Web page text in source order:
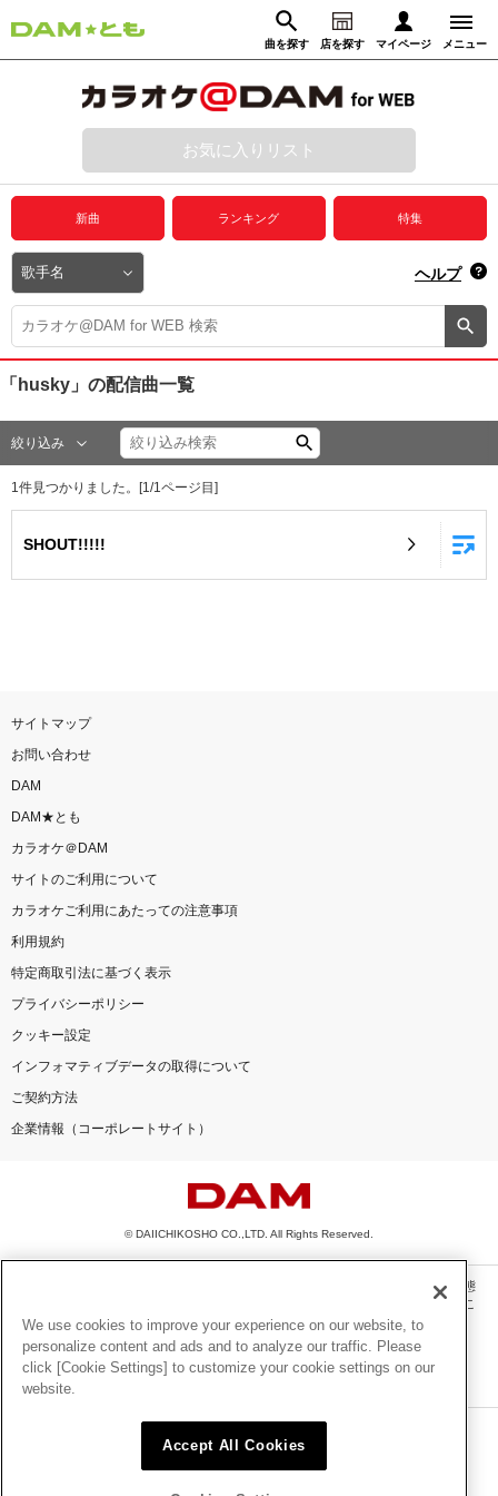
曲を探す 店を探す マイページ メニュー
動画からさがす 録音からさがす
ログイン
プレミアムサービス
DAM★とも動画
DAM★とも録音
カラオケ＠DAM
ユーザー検索
お気に入りリスト
新曲 ランキング 特集
ヘルプ
「husky」 の配信曲一覧
絞り込み
1 件見つかりました。[1 /1 ページ目]
SHOUT!!!!!
サイトマップ
お問い合わせ
DAM
DAM★とも
カラオケ＠DAM
サイトのご利用について
カラオケご利用にあたっての注意事項
利用規約
特定商取引法に基づく表示
プライバシーポリシー
クッキー設定
インフォマティブデータの取得について
ご契約方法
企業情報（コーポレートサイト）
© DAIICHIKOSHO CO.,LTD. All Rights Reserved.
このサイトに掲載されている一切の文章・画像・写真・動画・音声等を、手段や形態
を問わず、著作権法の定める範囲を超えて無断で複製、転載、ファイル化などするこ
とを禁じます。
楽曲及びコンテンツは、機種によりご利用いただけない場合があります。
楽曲及びコンテンツの配信日、配信内容が変更になる場合があります。
楽曲によりMYリスト保存ができない場合があります。
6602250213Y31015 6602250112Y38026 6602250240Y31015
6602250241Y45122
We use cookies to improve your experience on our website, to
personalize content and ads and to analyze our traffic. Please
click [Cookie Settings] to customize your cookie settings on our
website.
Accept All Cookies